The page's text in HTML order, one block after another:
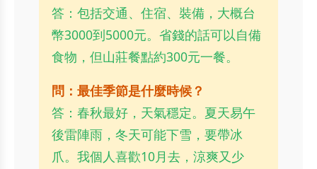
答：包括交通、住宿、裝備，大概台
幣3000到5000元。省錢的話可以自備
食物，但山莊餐點約300元一餐。
問：最佳季節是什麼時候？
答：春秋最好，天氣穩定。夏天易午
後雷陣雨，冬天可能下雪，要帶冰
爪。我個人喜歡10月去，涼爽又少